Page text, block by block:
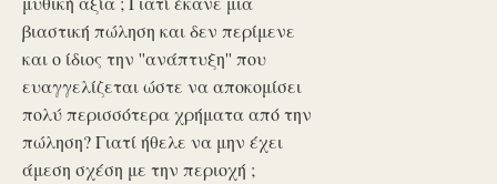
βιαστική πώληση και δεν περίμενε
και ο ίδιος την ''ανάπτυξη'' που
ευαγγελίζεται ώστε να αποκομίσει
πολύ περισσότερα χρήματα από την
πώληση? Γιατί ήθελε να μην έχει
άμεση σχέση με την περιοχή ;